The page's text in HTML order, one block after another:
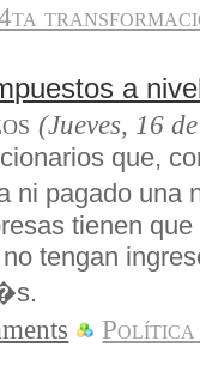
a
(Jueves, 16
que,
ni pagado una
tienen
tengan